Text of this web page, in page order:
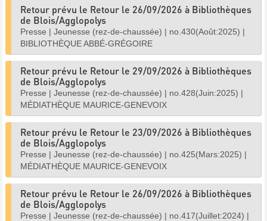
Retour prévu le Retour le 26/09/2026 à Bibliothèques
de Blois/Agglopolys
Presse | Jeunesse (rez-de-chaussée) | no.430(Août:2025) |
BIBLIOTHÈQUE ABBÉ-GRÉGOIRE
Retour prévu le Retour le 29/09/2026 à Bibliothèques
de Blois/Agglopolys
Presse | Jeunesse (rez-de-chaussée) | no.428(Juin:2025) |
MÉDIATHÈQUE MAURICE-GENEVOIX
Retour prévu le Retour le 23/09/2026 à Bibliothèques
de Blois/Agglopolys
Presse | Jeunesse (rez-de-chaussée) | no.425(Mars:2025) |
MÉDIATHÈQUE MAURICE-GENEVOIX
Retour prévu le Retour le 26/09/2026 à Bibliothèques
de Blois/Agglopolys
Presse | Jeunesse (rez-de-chaussée) | no.417(Juillet:2024) |